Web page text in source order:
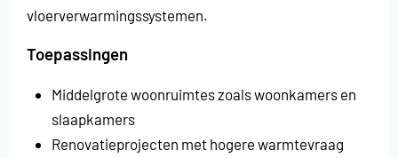
vloerverwarmingssystemen.
Toepassingen
Middelgrote woonruimtes zoals woonkamers en
slaapkamers
Renovatieprojecten met hogere warmtevraag